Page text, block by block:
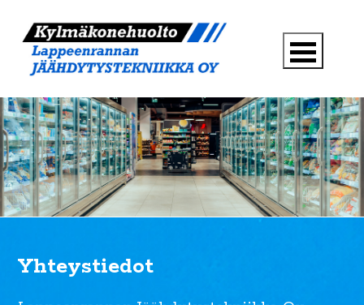
Yhteystiedot